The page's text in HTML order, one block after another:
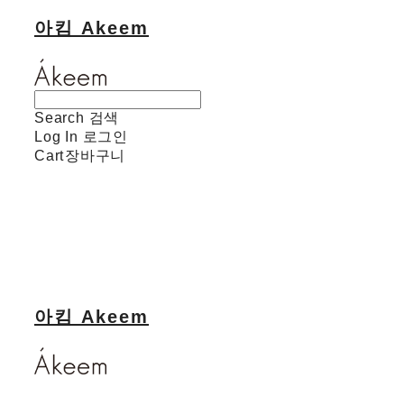
아킴 Akeem
Search 검색
Log In 로그인
Cart장바구니
아킴 Akeem